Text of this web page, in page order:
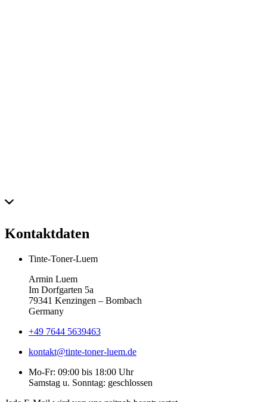
Kontaktdaten
Tinte-Toner-Luem
Armin Luem
Im Dorfgarten 5a
79341 Kenzingen – Bombach
Germany
+49 7644 5639463
kontakt@tinte-toner-luem.de
Mo-Fr: 09:00 bis 18:00 Uhr
Samstag u. Sonntag: geschlossen